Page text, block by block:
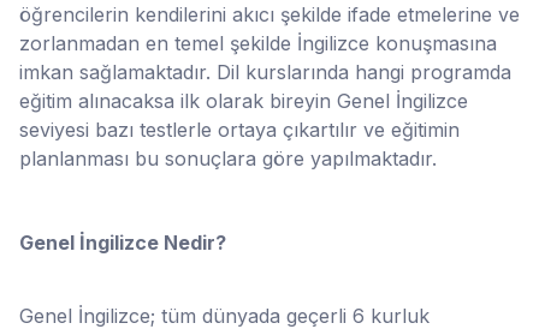
öğrencilerin kendilerini akıcı şekilde ifade etmelerine ve
zorlanmadan en temel şekilde İngilizce konuşmasına
imkan sağlamaktadır. Dil kurslarında hangi programda
eğitim alınacaksa ilk olarak bireyin Genel İngilizce
seviyesi bazı testlerle ortaya çıkartılır ve eğitimin
planlanması bu sonuçlara göre yapılmaktadır.
Genel İngilizce Nedir?
Genel İngilizce; tüm dünyada geçerli 6 kurluk